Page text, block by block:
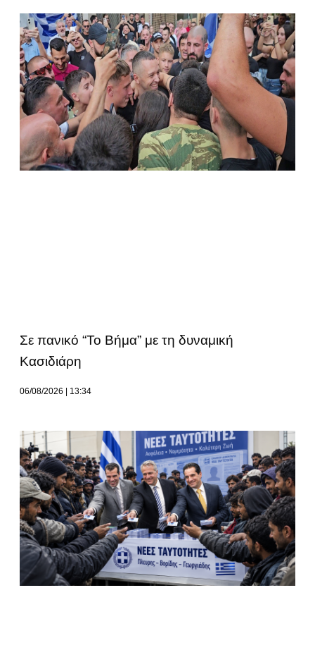
Σε πανικό “Το Βήμα” με τη δυναμική
Κασιδιάρη
06/08/2026 13:34